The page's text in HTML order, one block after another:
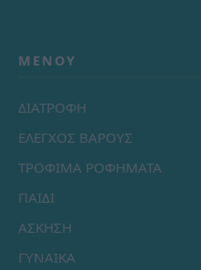
ΜΕΝΟΎ
ΔΙΑΤΡΟΦΗ
ΕΛΕΓΧΟΣ ΒΑΡΟΥΣ
ΤΡΟΦΙΜΑ ΡΟΦΗΜΑΤΑ
ΠΑΙΔΙ
ΑΣΚΗΣΗ
ΓΥΝΑΙΚΑ